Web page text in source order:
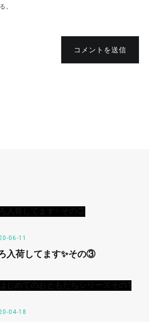
。
コメントを送信
06-11
入荷してます✨その③
04-18